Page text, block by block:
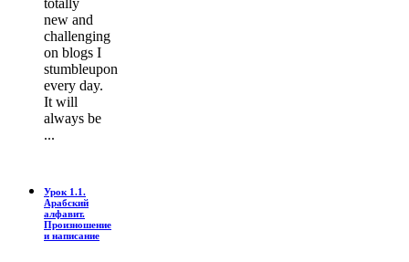
totally
new and
challenging
on blogs I
stumbleupon
every day.
It wіll
always be
...
Урок 1.1.
Арабский
алфавит.
Произношение
и написание